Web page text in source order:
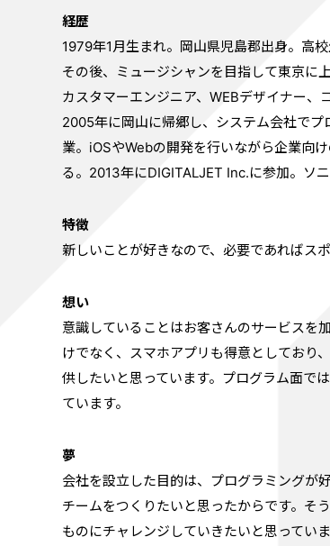
経歴
1979年1月生まれ。岡山県児島郡出身。高
その後、ミュージシャンを目指して東京に
カスタマーエンジニア、WEBデザイナー、
2005年に岡山に帰郷し、システム会社で
業。iOSやWebの開発を行いながら企業向
る。2013年にDIGITALJET Inc.に参加。ソ
特徴
新しいことが好きなので、必要であればス
想い
意識していることはお客さんのサービスを
けでなく、スマホアプリも得意としており
供したいと思っています。プログラム面で
ています。
夢
会社を設立した目的は、プログラミングが
チームをつくりたいと思ったからです。そ
ものにチャレンジしていきたいと思ってい